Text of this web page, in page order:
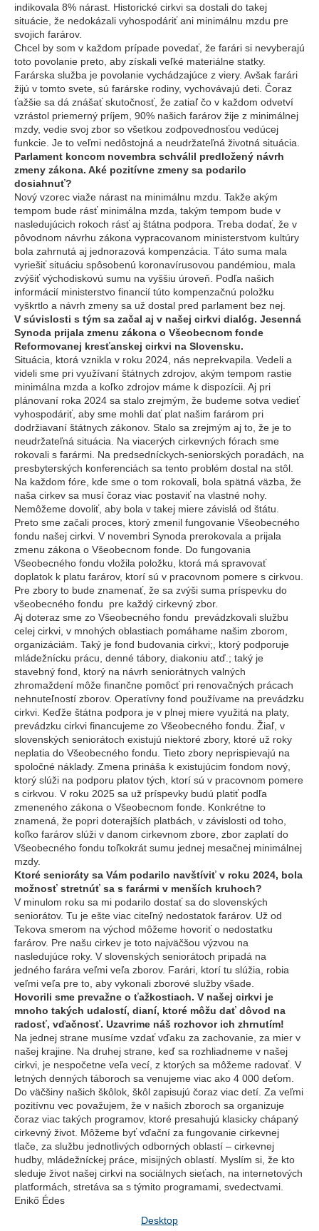
indikovala 8% nárast. Historické cirkvi sa dostali do takej
situácie, že nedokázali vyhospodáriť ani minimálnu mzdu pre
svojich farárov.
Chcel by som v každom prípade povedať, že farári si nevyberajú
toto povolanie preto, aby získali veľké materiálne statky.
Farárska služba je povolanie vychádzajúce z viery. Avšak farári
žijú v tomto svete, sú farárske rodiny, vychovávajú deti. Čoraz
ťažšie sa dá znášať skutočnosť, že zatiaľ čo v každom odvetví
vzrástol priemerný príjem, 90% našich farárov žije z minimálnej
mzdy, vedie svoj zbor so všetkou zodpovednosťou vedúcej
funkcie. Je to veľmi nedôstojná a neudržateľná životná situácia.
Parlament koncom novembra schválil predložený návrh
zmeny zákona. Aké pozitívne zmeny sa podarilo
dosiahnuť?
Nový vzorec viaže nárast na minimálnu mzdu. Takže akým
tempom bude rásť minimálna mzda, takým tempom bude v
nasledujúcich rokoch rásť aj štátna podpora. Treba dodať, že v
pôvodnom návrhu zákona vypracovanom ministerstvom kultúry
bola zahrnutá aj jednorazová kompenzácia. Táto suma mala
vyriešiť situáciu spôsobenú koronavírusovou pandémiou, mala
zvýšiť východiskovú sumu na vyššiu úroveň. Podľa našich
informácií ministerstvo financií túto kompenzačnú položku
vyškrtlo a návrh zmeny sa už dostal pred parlament bez nej.
V súvislosti s tým sa začal aj v našej cirkvi dialóg. Jesenná
Synoda prijala zmenu zákona o Všeobecnom fonde
Reformovanej kresťanskej cirkvi na Slovensku.
Situácia, ktorá vznikla v roku 2024, nás neprekvapila. Vedeli a
videli sme pri využívaní štátnych zdrojov, akým tempom rastie
minimálna mzda a koľko zdrojov máme k dispozícii. Aj pri
plánovaní roka 2024 sa stalo zrejmým, že budeme sotva vedieť
vyhospodáriť, aby sme mohli dať plat našim farárom pri
dodržiavaní štátnych zákonov. Stalo sa zrejmým aj to, že je to
neudržateľná situácia. Na viacerých cirkevných fórach sme
rokovali s farármi. Na predsedníckych-seniorských poradách, na
presbyterských konferenciách sa tento problém dostal na stôl.
Na každom fóre, kde sme o tom rokovali, bola spätná väzba, že
naša cirkev sa musí čoraz viac postaviť na vlastné nohy.
Nemôžeme dovoliť, aby bola v takej miere závislá od štátu.
Preto sme začali proces, ktorý zmenil fungovanie Všeobecného
fondu našej cirkvi. V novembri Synoda prerokovala a prijala
zmenu zákona o Všeobecnom fonde. Do fungovania
Všeobecného fondu vložila položku, ktorá má spravovať
doplatok k platu farárov, ktorí sú v pracovnom pomere s cirkvou.
Pre zbory to bude znamenať, že sa zvýši suma príspevku do
všeobecného fondu pre každý cirkevný zbor.
Aj doteraz sme zo Všeobecného fondu prevádzkovali službu
celej cirkvi, v mnohých oblastiach pomáhame našim zborom,
organizáciám. Taký je fond budovania cirkvi;, ktorý podporuje
mládežnícku prácu, denné tábory, diakoniu atď.; taký je
stavebný fond, ktorý na návrh seniorátnych valných
zhromaždení môže finančne pomôcť pri renovačných prácach
nehnuteľností zborov. Operatívny fond používame na prevádzku
cirkvi. Keďže štátna podpora je v plnej miere využitá na platy,
prevádzku cirkvi financujeme zo Všeobecného fondu. Žiaľ, v
slovenských seniorátoch existujú niektoré zbory, ktoré už roky
neplatia do Všeobecného fondu. Tieto zbory neprispievajú na
spoločné náklady. Zmena prináša k existujúcim fondom nový,
ktorý slúži na podporu platov tých, ktorí sú v pracovnom pomere
s cirkvou. V roku 2025 sa už príspevky budú platiť podľa
zmeneného zákona o Všeobecnom fonde. Konkrétne to
znamená, že popri doterajších platbách, v závislosti od toho,
koľko farárov slúži v danom cirkevnom zbore, zbor zaplatí do
Všeobecného fondu toľkokrát sumu jednej mesačnej minimálnej
mzdy.
Ktoré senioráty sa Vám podarilo navštíviť v roku 2024, bola
možnosť stretnúť sa s farármi v menších kruhoch?
V minulom roku sa mi podarilo dostať sa do slovenských
seniorátov. Tu je ešte viac citeľný nedostatok farárov. Už od
Tekova smerom na východ môžeme hovoriť o nedostatku
farárov. Pre našu cirkev je toto najväčšou výzvou na
nasledujúce roky. V slovenských seniorátoch pripadá na
jedného farára veľmi veľa zborov. Farári, ktorí tu slúžia, robia
veľmi veľa pre to, aby vykonali zborové služby všade.
Hovorili sme prevažne o ťažkostiach. V našej cirkvi je
mnoho takých udalostí, dianí, ktoré môžu dať dôvod na
radosť, vďačnosť. Uzavrime náš rozhovor ich zhrnutím!
Na jednej strane musíme vzdať vďaku za zachovanie, za mier v
našej krajine. Na druhej strane, keď sa rozhliadneme v našej
cirkvi, je nespočetne veľa vecí, z ktorých sa môžeme radovať. V
letných denných táboroch sa venujeme viac ako 4 000 deťom.
Do väčšiny našich škôlok, škôl zapisujú čoraz viac detí. Za veľmi
pozitívnu vec považujem, že v našich zboroch sa organizuje
čoraz viac takých programov, ktoré presahujú klasicky chápaný
cirkevný život. Môžeme byť vďační za fungovanie cirkevnej
tlače, za službu jednotlivých odborných oblastí – cirkevnej
hudby, mládežníckej práce, misijných oblastí. Myslím si, že kto
sleduje život našej cirkvi na sociálnych sieťach, na internetových
platformách, stretáva sa s týmito programami, svedectvami.
Enikő Édes
Desktop